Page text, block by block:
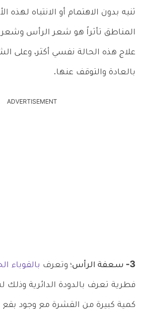
ثنيه بدون الاهتمام أو الانتباه لهذه
المناطق تأثراً هو شعر الرأس وشعر
علاج هذه الحالة نفسي أكثر، وعلى
بالعادة والتوقف عنها.
ADVERTISEMENT
3- سعفة الرأس؛ وتعرف بالقوباء
فطرية تعرف بالدودة الدائرية وذلك
كمية كبيرة من القشرة مع وجود